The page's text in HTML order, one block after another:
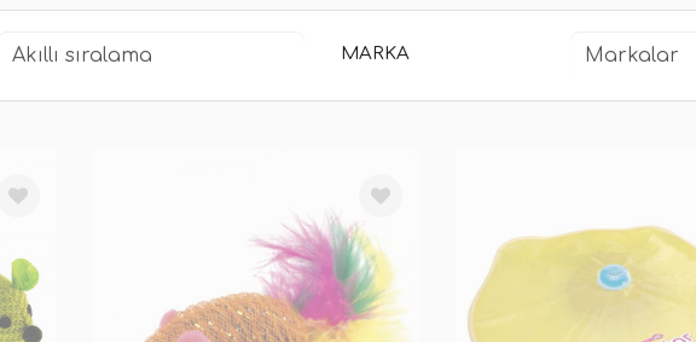
MARKA